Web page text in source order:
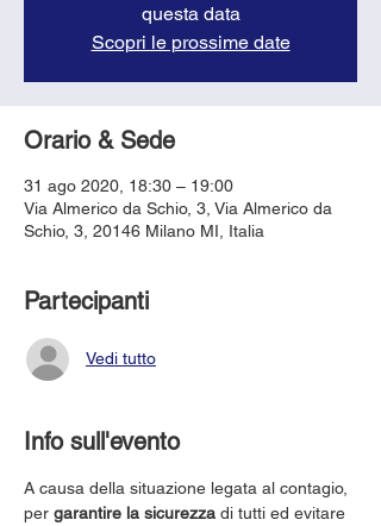
questa data
Scopri le prossime date
Orario & Sede
31 ago 2020, 18:30 – 19:00
Via Almerico da Schio, 3, Via Almerico da
Schio, 3, 20146 Milano MI, Italia
Partecipanti
Vedi tutto
Info sull'evento
A causa della situazione legata al contagio,
per garantire la sicurezza di tutti ed evitare